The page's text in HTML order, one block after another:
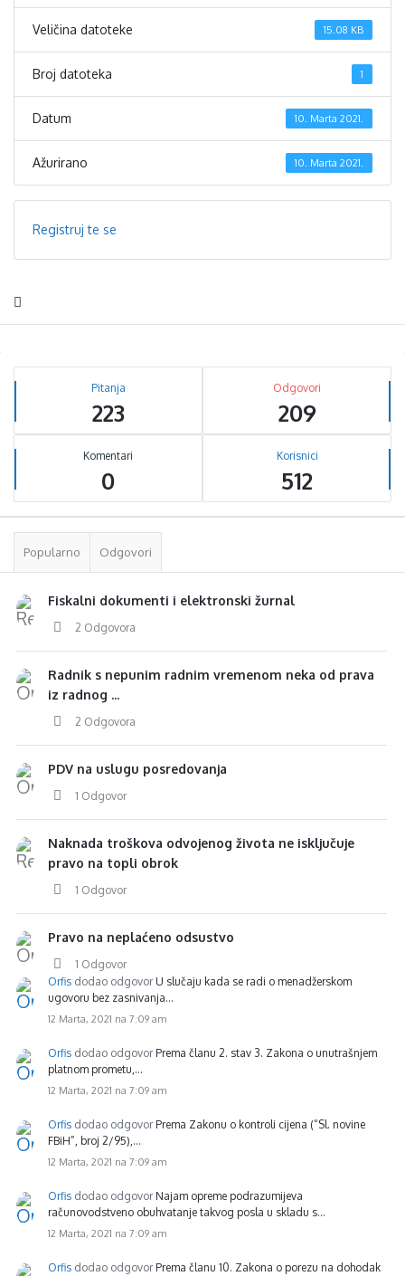
Veličina datoteke 15.08 KB
Broj datoteka 1
Datum 10. Marta 2021.
Ažurirano 10. Marta 2021.
Registruj te se
Sidebar
Stats Pitanja
223
Odgovori
209
Komentari
0
Korisnici
512
Popularno Odgovori
Fiskalni dokumenti i elektronski žurnal
2 Odgovora
Radnik s nepunim radnim vremenom neka od prava
iz radnog ...
2 Odgovora
PDV na uslugu posredovanja
1 Odgovor
Naknada troškova odvojenog života ne isključuje
pravo na topli obrok
1 Odgovor
Pravo na neplaćeno odsustvo
1 Odgovor
Orfis dodao odgovor U slučaju kada se radi o menadžerskom
ugovoru bez zasnivanja…
12 Marta, 2021 na 7:09 am
Orfis dodao odgovor Prema članu 2. stav 3. Zakona o unutrašnjem
platnom prometu,…
12 Marta, 2021 na 7:09 am
Orfis dodao odgovor Prema Zakonu o kontroli cijena (“Sl. novine
FBiH”, broj 2/95),…
12 Marta, 2021 na 7:09 am
Orfis dodao odgovor Najam opreme podrazumijeva
računovodstveno obuhvatanje takvog posla u skladu s…
12 Marta, 2021 na 7:09 am
Orfis dodao odgovor Prema članu 10. Zakona o porezu na dohodak